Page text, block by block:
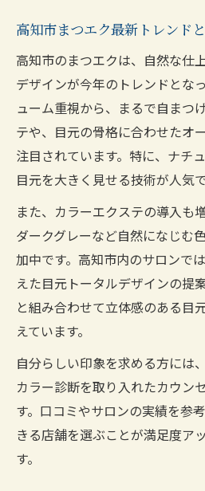
高知市まつエク最新トレンド
高知市のまつエクは、自然な仕
デザインが今年のトレンドとな
ューム重視から、まるで自まつ
テや、目元の骨格に合わせたオ
注目されています。特に、ナチ
目元を大きく見せる技術が人気で
また、カラーエクステの導入も
ダークグレーなど自然になじむ
加中です。高知市内のサロンで
えた目元トータルデザインの提
と組み合わせて立体感のある目
えています。
自分らしい印象を求める方には
カラー診断を取り入れたカウン
す。口コミやサロンの実績を参
きる店舗を選ぶことが満足度ア
す。